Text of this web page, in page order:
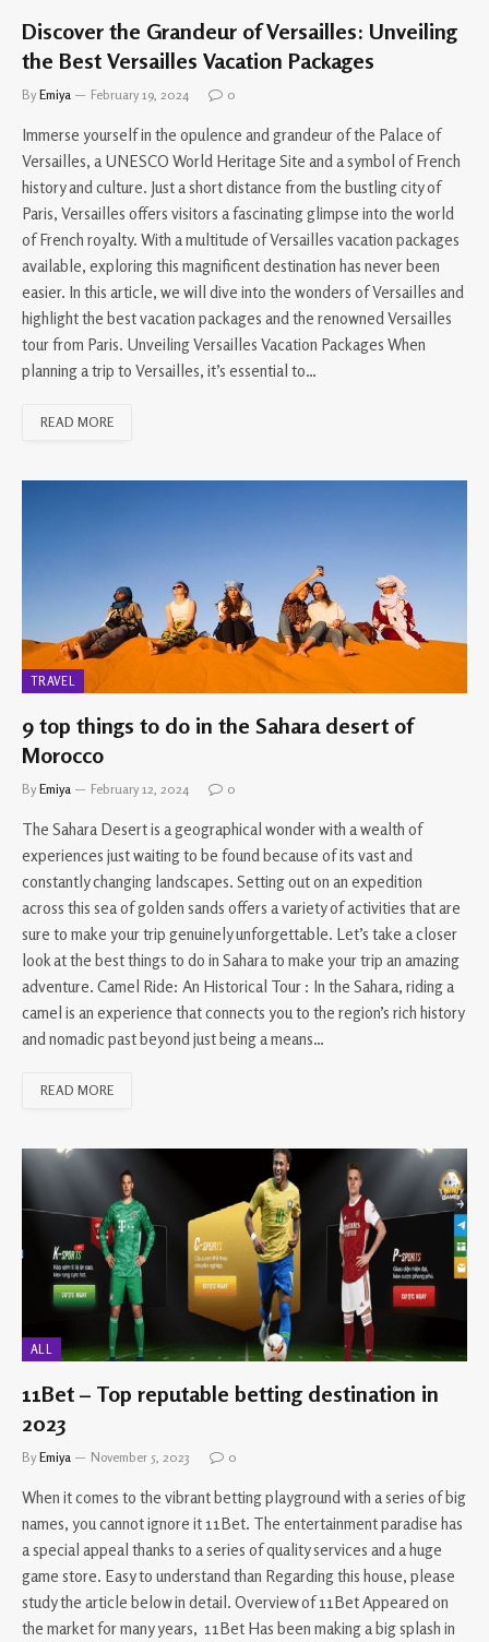
Discover the Grandeur of Versailles: Unveiling
the Best Versailles Vacation Packages
By Emiya February 19, 2024 0
Immerse yourself in the opulence and grandeur of the Palace of
Versailles, a UNESCO World Heritage Site and a symbol of French
history and culture. Just a short distance from the bustling city of
Paris, Versailles offers visitors a fascinating glimpse into the world
of French royalty. With a multitude of Versailles vacation packages
available, exploring this magnificent destination has never been
easier. In this article, we will dive into the wonders of Versailles and
highlight the best vacation packages and the renowned Versailles
tour from Paris. Unveiling Versailles Vacation Packages When
planning a trip to Versailles, it’s essential to…
READ MORE
TRAVEL
9 top things to do in the Sahara desert of
Morocco
By Emiya February 12, 2024 0
The Sahara Desert is a geographical wonder with a wealth of
experiences just waiting to be found because of its vast and
constantly changing landscapes. Setting out on an expedition
across this sea of golden sands offers a variety of activities that are
sure to make your trip genuinely unforgettable. Let’s take a closer
look at the best things to do in Sahara to make your trip an amazing
adventure. Camel Ride: An Historical Tour : In the Sahara, riding a
camel is an experience that connects you to the region’s rich history
and nomadic past beyond just being a means…
READ MORE
ALL
11Bet – Top reputable betting destination in
2023
By Emiya November 5, 2023 0
When it comes to the vibrant betting playground with a series of big
names, you cannot ignore it 11Bet. The entertainment paradise has
a special appeal thanks to a series of quality services and a huge
game store. Easy to understand than Regarding this house, please
study the article below in detail. Overview of 11Bet Appeared on
the market for many years, 11Bet Has been making a big splash in